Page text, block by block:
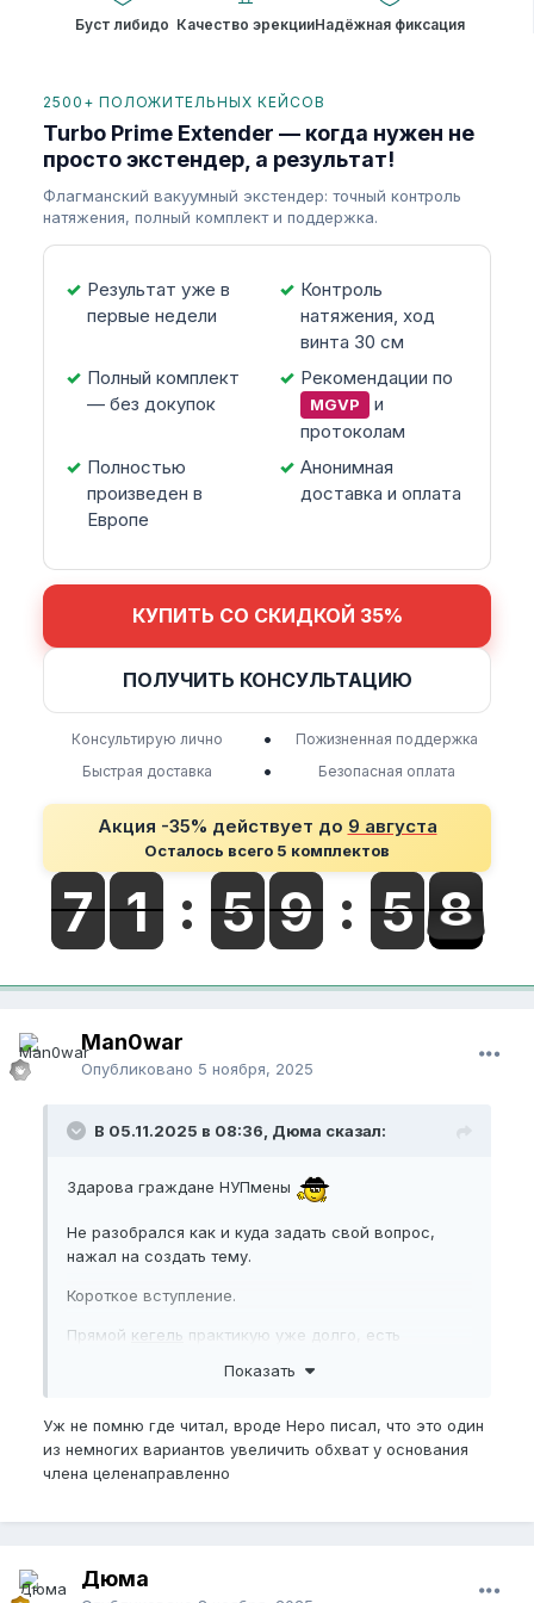
Буст либидо Качество эрекцииНадёжная фиксация
2500+ ПОЛОЖИТЕЛЬНЫХ КЕЙСОВ
Turbo Prime Extender — когда нужен не
просто экстендер, а результат!
Флагманский вакуумный экстендер: точный контроль
натяжения, полный комплект и поддержка.
Результат уже в
первые недели
Контроль
натяжения, ход
винта 30 см
Полный комплект
— без докупок
Рекомендации по
MGVP
и
протоколам
Полностью
произведен в
Европе
Анонимная
доставка и оплата
КУПИТЬ СО СКИДКОЙ 35%
ПОЛУЧИТЬ КОНСУЛЬТАЦИЮ
Консультирую лично •
Пожизненная поддержка
Быстрая доставка
• Безопасная оплата
Акция -35% действует до 9 августа
Осталось всего 5 комплектов
Man0war
Опубликовано 5 ноября, 2025
В 05.11.2025 в 08:36, Дюма сказал:
Здарова граждане НУПмены
Не разобрался как и куда задать свой вопрос,
нажал на создать тему.
Короткое вступление.
Прямой кегель практикую уже долго, есть
семяизвержение как мне угодно, на этом форуме
это помогает снять сильное возбуждение и
желание слить, в тандеме они хорошо дополняют
друг друга что позволяет дольше держаться в
тот же кегель но более сложная техника, так как
сильным растяжением и когда делаю сокращение,
мышца сокращается в шарик, усталость приходит
Показать
Уж не помню где читал, вроде Неро писал, что это один
из немногих вариантов увеличить обхват у основания
члена целенаправленно
Дюма